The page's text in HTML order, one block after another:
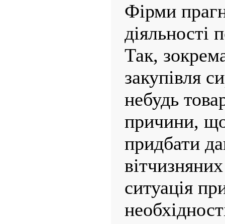
Фірми
діяльності
Так,
закупівля
небудь
причини,
придбати
ситуація